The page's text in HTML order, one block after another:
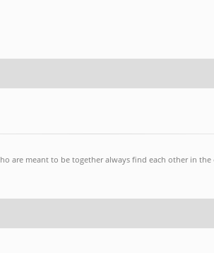
are meant to be together always find each other in the